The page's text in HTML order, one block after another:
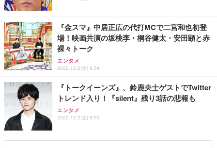
『金スマ』中居正広の代打MCで二宮和也初登
場！映画共演の坂桃李・桐谷健太・安田顕と赤
裸々トーク
エンタメ
2022.12.2(金) 9:54
『トークイーンズ』、鈴鹿央士ゲストでTwitter
トレンド入り！『silent』残り3話の悲報も
エンタメ
2022.12.2(金) 9:53